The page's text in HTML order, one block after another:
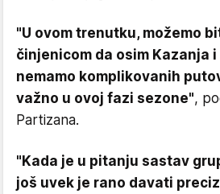
"U ovom trenutku, možemo
činjenicom da osim Kazanja
nemamo komplikovanih
važno u ovoj fazi sezone",
Partizana.
"Kada je u pitanju sastav
još uvek je rano davati